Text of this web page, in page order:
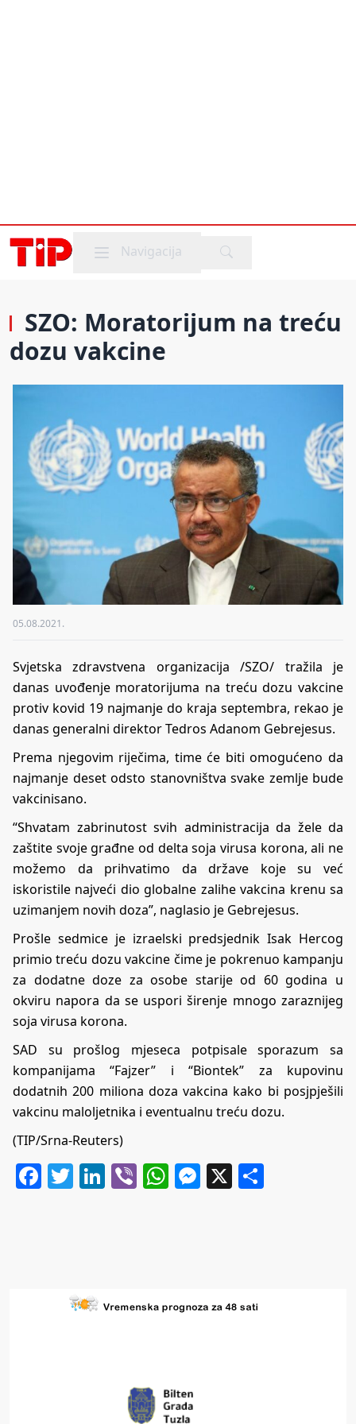
Mobile menu
Navigacija
SZO: Moratorijum na treću
dozu vakcine
05.08.2021.
Svjetska zdravstvena organizacija /SZO/ tražila je
danas uvođenje moratorijuma na treću dozu vakcine
protiv kovid 19 najmanje do kraja septembra, rekao je
danas generalni direktor Tedros Adanom Gebrejesus.
Prema njegovim riječima, time će biti omogućeno da
najmanje deset odsto stanovništva svake zemlje bude
vakcinisano.
“Shvatam zabrinutost svih administracija da žele da
zaštite svoje građne od delta soja virusa korona, ali ne
možemo da prihvatimo da države koje su već
iskoristile najveći dio globalne zalihe vakcina krenu sa
uzimanjem novih doza”, naglasio je Gebrejesus.
Prošle sedmice je izraelski predsjednik Isak Hercog
primio treću dozu vakcine čime je pokrenuo kampanju
za dodatne doze za osobe starije od 60 godina u
okviru napora da se uspori širenje mnogo zaraznijeg
soja virusa korona.
SAD su prošlog mjeseca potpisale sporazum sa
kompanijama “Fajzer” i “Biontek” za kupovinu
dodatnih 200 miliona doza vakcina kako bi posjpješili
vakcinu maloljetnika i eventualnu treću dozu.
(TIP/Srna-Reuters)
Facebook
Twitter
LinkedIn
ViberWhatsApp
Messenger
X